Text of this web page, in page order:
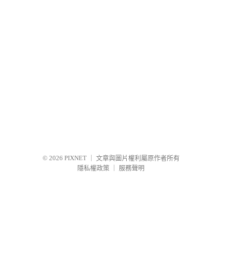
© 2026 PIXNET
文章與圖片權利屬原作者所有
隱私權政策
服務聲明